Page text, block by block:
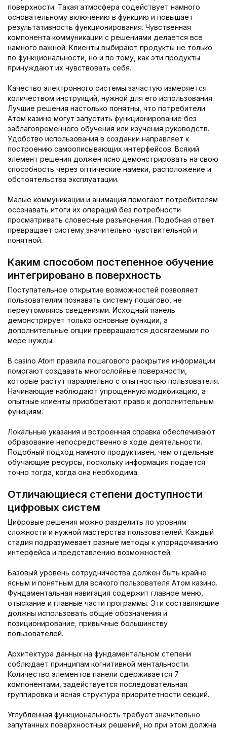
поверхности. Такая атмосфера содействует намного
основательному включению в функцию и повышает
результативность функционирования. Чувственная
компонента коммуникации с решениями делается все
намного важной. Клиенты выбирают продукты не только
по функциональности, но и по тому, как эти продукты
принуждают их чувствовать себя.
Качество электронного системы зачастую измеряется
количеством инструкций, нужной для его использования.
Лучшие решения настолько понятны, что потребители
Aтом казино могут запустить функционирование без
заблаговременного обучения или изучения руководств.
Удобство использования в создании направляет к
построению самоописывающих интерфейсов. Всякий
элемент решения должен ясно демонстрировать на свою
способность через оптические намеки, расположение и
обстоятельства эксплуатации.
Малые коммуникации и анимация помогают потребителям
осознавать итоги их операций без потребности
просматривать словесные разъяснения. Подобная ответ
превращает систему значительно чувствительной и
понятной.
Каким способом постепенное обучение
интегрировано в поверхность
Поступательное открытие возможностей позволяет
пользователям познавать систему пошагово, не
переутомляясь сведениями. Исходный панель
демонстрирует только основные функции, а
дополнительные опции превращаются досягаемыми по
мере нужды.
В casino Atom правила пошагового раскрытия информации
помогают создавать многослойные поверхности,
которые растут параллельно с опытностью пользователя.
Начинающие наблюдают упрощенную модификацию, а
опытные клиенты приобретают право к дополнительным
функциям.
Локальные указания и встроенная справка обеспечивают
образование непосредственно в ходе деятельности.
Подобный подход намного продуктивен, чем отдельные
обучающие ресурсы, поскольку информация подается
точно тогда, когда она необходима.
Отличающиеся степени доступности
цифровых систем
Цифровые решения можно разделить по уровням
сложности и нужной мастерства пользователей. Каждый
стадия подразумевает разные методы к упорядочиванию
интерфейса и представлению возможностей.
Базовый уровень сотрудничества должен быть крайне
ясным и понятным для всякого пользователя Aтом казино.
Фундаментальная навигация содержит главное меню,
отыскание и главные части программы. Эти составляющие
должны использовать общие обозначения и
позиционирование, привычные большинству
пользователей.
Архитектура данных на фундаментальном степени
соблюдает принципам когнитивной ментальности.
Количество элементов панели сдерживается 7
компонентами, задействуется последовательная
группировка и ясная структура приоритетности секций.
Углубленная функциональность требует значительно
запутанных поверхностных решений, но при этом должна